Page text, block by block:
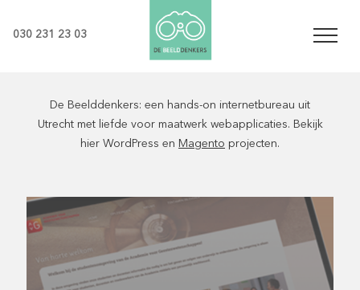
030 231 23 03
De Beelddenkers: een hands-on internetbureau uit
Utrecht met liefde voor maatwerk webapplicaties. Bekijk
hier WordPress en Magento projecten.